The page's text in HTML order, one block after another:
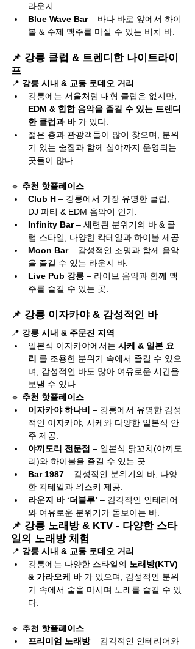
라운지.
Blue Wave Bar – 바다 바로 앞에서 하이
볼 & 수제 맥주를 마실 수 있는 비치 바.
📌 강릉 클럽 & 트렌디한 나이트라이
프
📍 강릉 시내 & 교동 로데오 거리
강릉에는 서울처럼 대형 클럽은 없지만,
EDM & 힙합 음악을 즐길 수 있는 트렌디
한 클럽과 바 가 있다.
젊은 층과 관광객들이 많이 찾으며, 분위
기 있는 술집과 함께 심야까지 운영되는
곳들이 많다.
🔹 추천 핫플레이스
Club H – 강릉에서 가장 유명한 클럽,
DJ 파티 & EDM 음악이 인기.
Infinity Bar – 세련된 분위기의 바 & 클
럽 스타일, 다양한 칵테일과 하이볼 제공.
Moon Bar – 감성적인 조명과 함께 음악
을 즐길 수 있는 라운지 바.
Live Pub 강릉 – 라이브 음악과 함께 맥
주를 즐길 수 있는 곳.
📌 강릉 이자카야 & 감성적인 바
📍 강릉 시내 & 주문진 지역
일본식 이자카야에서는 사케 & 일본 요
리 를 조용한 분위기 속에서 즐길 수 있으
며, 감성적인 바도 많아 여유로운 시간을
보낼 수 있다.
🔹 추천 핫플레이스
이자카야 하나비 – 강릉에서 유명한 감성
적인 이자카야, 사케와 다양한 일본식 안
주 제공.
야끼도리 전문점 – 일본식 닭꼬치(야끼도
리)와 하이볼을 즐길 수 있는 곳.
Bar 1987 – 감성적인 분위기의 바, 다양
한 칵테일과 위스키 제공.
라운지 바 ‘더블루’ – 감각적인 인테리어
와 여유로운 분위기가 돋보이는 바.
📌 강릉 노래방 & KTV - 다양한 스타
일의 노래방 체험
📍 강릉 시내 & 교동 로데오 거리
강릉에는 다양한 스타일의 노래방(KTV)
& 가라오케 바 가 있으며, 감성적인 분위
기 속에서 술을 마시며 노래를 즐길 수 있
다.
🔹 추천 핫플레이스
프리미엄 노래방 – 감각적인 인테리어와